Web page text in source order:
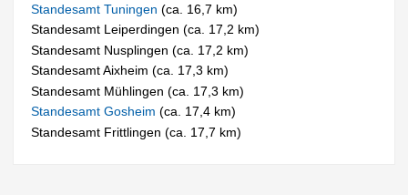
Standesamt Tuningen(ca. 16,7 km)
Standesamt Leiperdingen (ca. 17,2 km)
Standesamt Nusplingen (ca. 17,2 km)
Standesamt Aixheim (ca. 17,3 km)
Standesamt Mühlingen (ca. 17,3 km)
Standesamt Gosheim(ca. 17,4 km)
Standesamt Frittlingen (ca. 17,7 km)